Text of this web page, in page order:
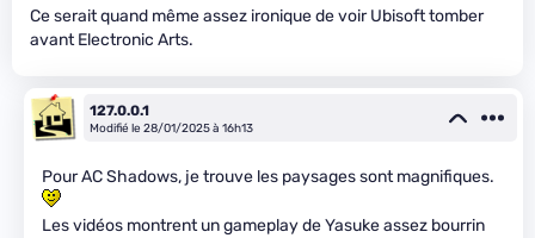
Ce serait quand même assez ironique de voir Ubisoft tomber
avant Electronic Arts.
127.0.0.1
Modifié le 28/01/2025 à 16h13
Pour AC Shadows, je trouve les paysages sont magnifiques.
Les vidéos montrent un gameplay de Yasuke assez bourrin